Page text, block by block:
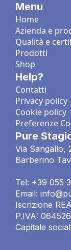
Menu
Home
Azienda e
Qualità e
Prodotti
Shop
Help?
Contatti
Privacy policy
Cookie policy
Preferenze
Pure
Via Sangallo,
Barberino
Tel: +39 055
Email:
Iscrizione
P.IVA:
Capitale